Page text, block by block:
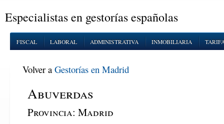
Especialistas en gestorías españolas
FISCAL LABORAL ADMINISTRATIVA INMOBILIARIA
Volver a Gestorías en Madrid
Abuverdas
Provincia: Madrid